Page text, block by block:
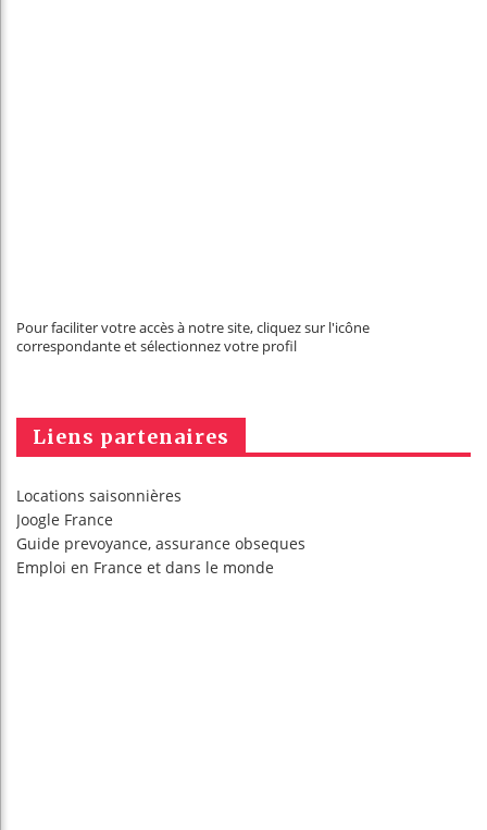
Pour faciliter votre accès à notre site, cliquez sur l'icône
correspondante et sélectionnez votre profil
Liens partenaires
Locations saisonnières
Joogle France
Guide prevoyance, assurance obseques
Emploi en France et dans le monde